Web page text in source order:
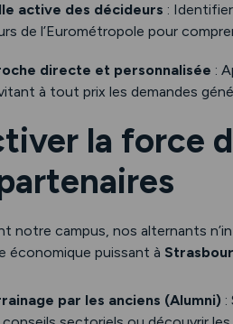
active des décideurs :
de l’Eurométropole pour
directe et personnalisée :
à tout prix les demandes
la force
notre campus, nos alternants
économique puissant à
par les anciens (Alumni) :